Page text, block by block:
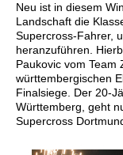
Neu ist in diesem
Landschaft die
Supercross-Fahrer,
heranzuführen.
Paukovic vom Team
württembergischen
Finalsiege. Der 20-
Württemberg, geht
Supercross